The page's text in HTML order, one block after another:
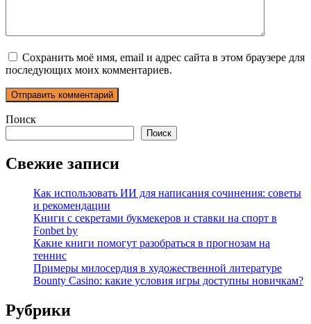
Сохранить моё имя, email и адрес сайта в этом браузере для
последующих моих комментариев.
Поиск
Поиск
Свежие записи
Как использовать ИИ для написания сочинения: советы
и рекомендации
Книги с секретами букмекеров и ставки на спорт в
Fonbet by
Какие книги помогут разобраться в прогнозам на
теннис
Примеры милосердия в художественной литературе
Bounty Casino: какие условия игры доступны новичкам?
Рубрики